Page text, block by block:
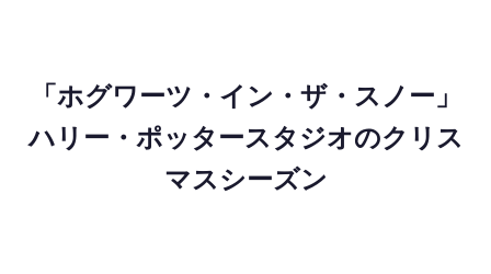
「ホグワーツ・イン・ザ・スノー」
ハリー・ポッタースタジオのクリス
マスシーズン